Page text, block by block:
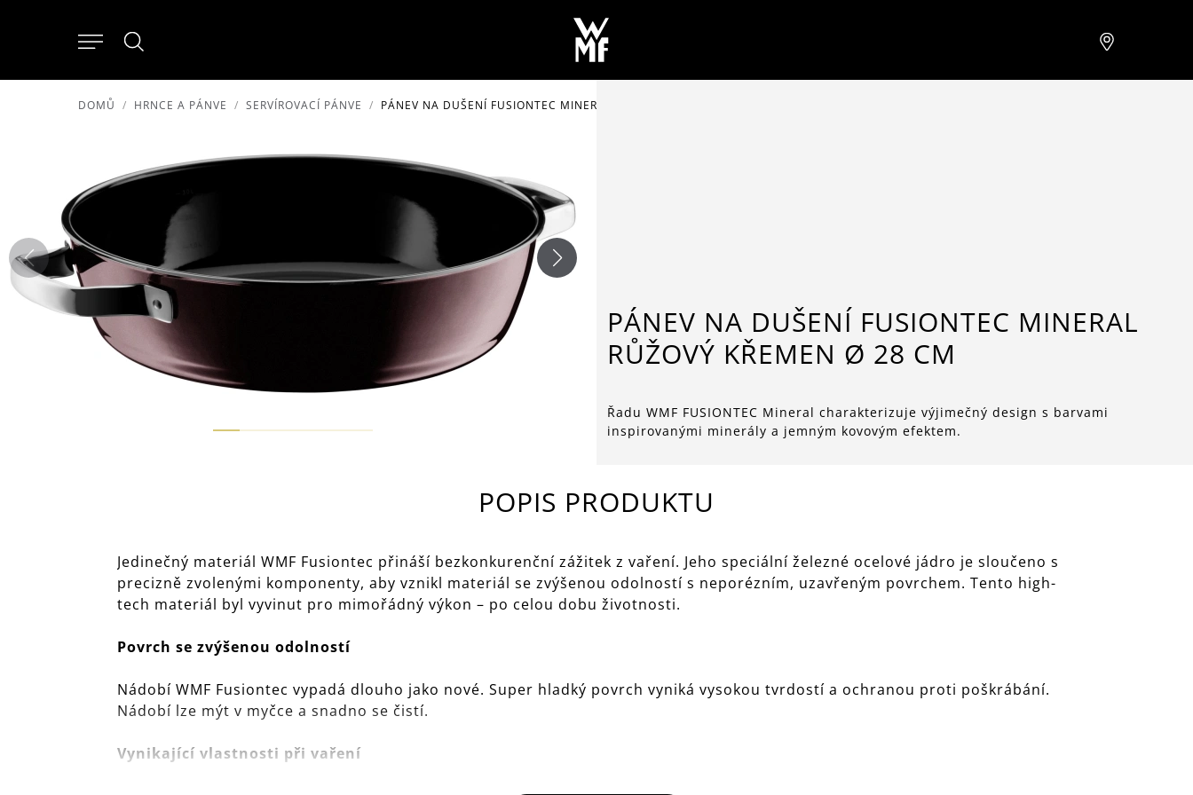
DOMŮ HRNCE A PÁNVE SERVÍROVACÍ PÁNVE PÁNEV NA DUŠENÍ FUSIONTEC MINERAL RŮŽOVÝ KŘEMEN Ø 28 CM
PÁNEV NA DUŠENÍ FUSIONTEC MINERAL
RŮŽOVÝ KŘEMEN Ø 28 CM
Řadu WMF FUSIONTEC Mineral charakterizuje výjimečný design s barvami
inspirovanými minerály a jemným kovovým efektem.
POPIS PRODUKTU
Jedinečný materiál WMF Fusiontec přináší bezkonkurenční zážitek z vaření. Jeho speciální železné ocelové jádro je sloučeno s
precizně zvolenými komponenty, aby vznikl materiál se zvýšenou odolností s neporézním, uzavřeným povrchem. Tento high-
tech materiál byl vyvinut pro mimořádný výkon – po celou dobu životnosti.
Povrch se zvýšenou odolností
Nádobí WMF Fusiontec vypadá dlouho jako nové. Super hladký povrch vyniká vysokou tvrdostí a ochranou proti poškrábání.
Nádobí lze mýt v myčce a snadno se čistí.
Vynikající vlastnosti při vaření